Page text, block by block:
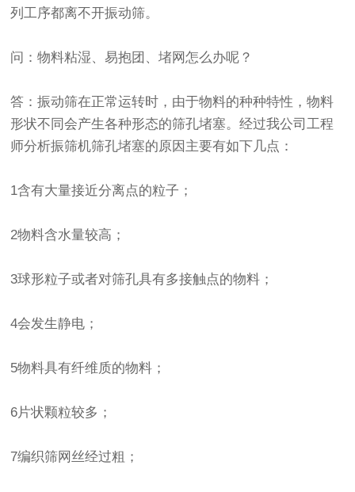
列工序都离不开振动筛。
问：物料粘湿、易抱团、堵网怎么办呢？
答：振动筛在正常运转时，由于物料的种种特性，物料
形状不同会产生各种形态的筛孔堵塞。经过我公司工程
师分析振筛机筛孔堵塞的原因主要有如下几点：
1含有大量接近分离点的粒子；
2物料含水量较高；
3球形粒子或者对筛孔具有多接触点的物料；
4会发生静电；
5物料具有纤维质的物料；
6片状颗粒较多；
7编织筛网丝经过粗；